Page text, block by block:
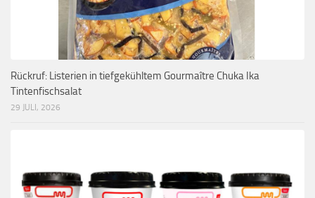
Rückruf: Listerien in tiefgekühltem Gourmaître Chuka Ika
Tintenfischsalat
29 JULI, 2026